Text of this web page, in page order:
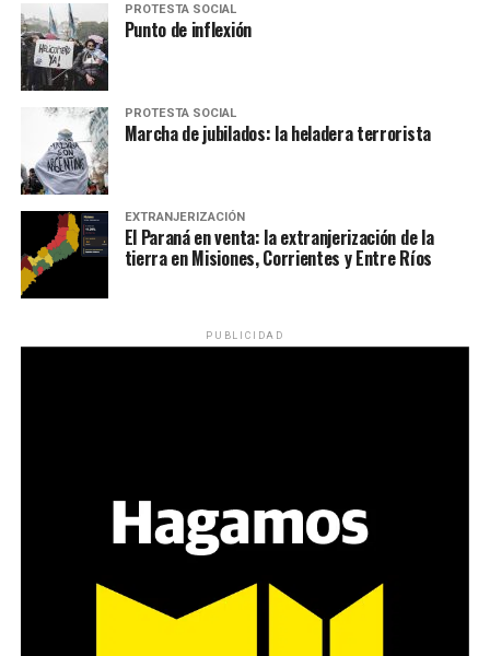
PROTESTA SOCIAL
Punto de inflexión
PROTESTA SOCIAL
Marcha de jubilados: la heladera terrorista
EXTRANJERIZACIÓN
El Paraná en venta: la extranjerización de la
tierra en Misiones, Corrientes y Entre Ríos
PUBLICIDAD